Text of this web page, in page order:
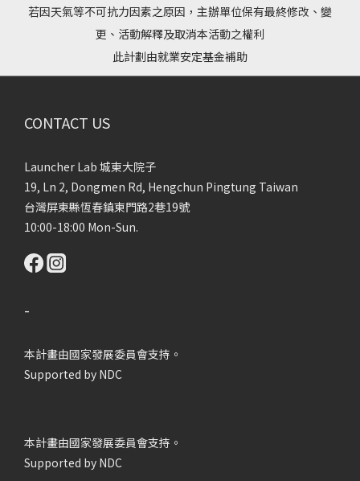
若因天氣等不可抗力因素之原因，主辦單位保有最終修改、變
更、活動解釋及取消本活動之權利
此計劃由就業安定基金補助
CONTACT US
Launcher Lab 城東大院子
19, Ln 2, Dongmen Rd, Hengchun Pingtung Taiwan
台灣屏東縣恆春鎮東門路2巷19號
10:00-18:00 Mon-Sun.
-
本計畫由國家發展委員會支持。
Supported by NDC
本計畫由國家發展委員會支持。
Supported by NDC